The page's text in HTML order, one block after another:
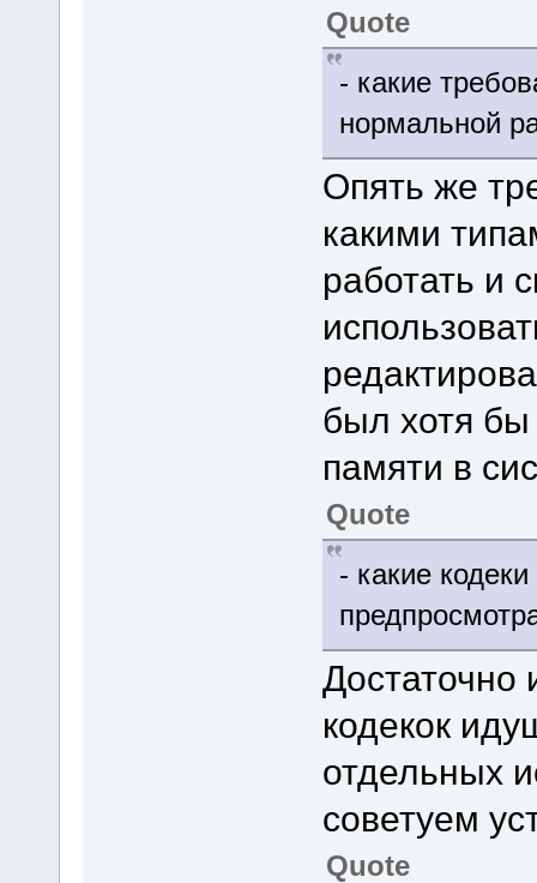
Quote
- какие
нормальной
Опять же
какими
работать и
был хотя бы
памяти в
Quote
- какие
Достаточно
кодекок
отдельных
советуем
Quote